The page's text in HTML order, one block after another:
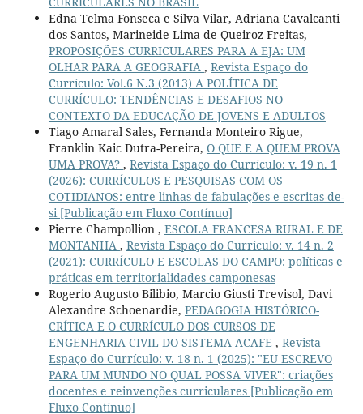
Edna Telma Fonseca e Silva Vilar, Adriana Cavalcanti
dos Santos, Marineide Lima de Queiroz Freitas,
PROPOSIÇÕES CURRICULARES PARA A EJA: UM
OLHAR PARA A GEOGRAFIA , Revista Espaço do
Currículo: Vol.6 N.3 (2013) A POLÍTICA DE
CURRÍCULO: TENDÊNCIAS E DESAFIOS NO
CONTEXTO DA EDUCAÇÃO DE JOVENS E ADULTOS
Tiago Amaral Sales, Fernanda Monteiro Rigue,
Franklin Kaic Dutra-Pereira, O QUE E A QUEM PROVA
UMA PROVA? , Revista Espaço do Currículo: v. 19 n. 1
(2026): CURRÍCULOS E PESQUISAS COM OS
COTIDIANOS: entre linhas de fabulações e escritas-de-
si [Publicação em Fluxo Contínuo]
Pierre Champollion , ESCOLA FRANCESA RURAL E DE
MONTANHA , Revista Espaço do Currículo: v. 14 n. 2
(2021): CURRÍCULO E ESCOLAS DO CAMPO: políticas e
práticas em territorialidades camponesas
Rogerio Augusto Bilibio, Marcio Giusti Trevisol, Davi
Alexandre Schoenardie, PEDAGOGIA HISTÓRICO-
CRÍTICA E O CURRÍCULO DOS CURSOS DE
ENGENHARIA CIVIL DO SISTEMA ACAFE , Revista
Espaço do Currículo: v. 18 n. 1 (2025): "EU ESCREVO
PARA UM MUNDO NO QUAL POSSA VIVER": criações
docentes e reinvenções curriculares [Publicação em
Fluxo Contínuo]